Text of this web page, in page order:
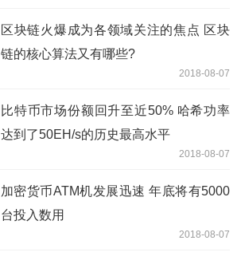
区块链火爆成为各领域关注的焦点 区块
链的核心算法又有哪些?
2018-08-07
比特币市场份额回升至近50% 哈希功率
达到了50EH/s的历史最高水平
2018-08-07
加密货币ATM机发展迅速 年底将有5000
台投入数用
2018-08-07